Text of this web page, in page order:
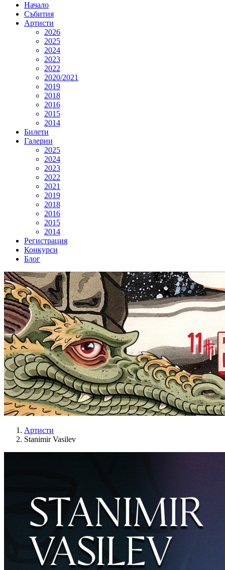
Начало
Събития
Артисти
2026
2025
2024
2023
2022
2020/2021
2019
2018
2016
2015
2014
Билети
Галерии
2025
2024
2023
2022
2021
2019
2018
2016
2015
2014
Регистрация
Конкурси
Блог
Артисти
Stanimir Vasilev